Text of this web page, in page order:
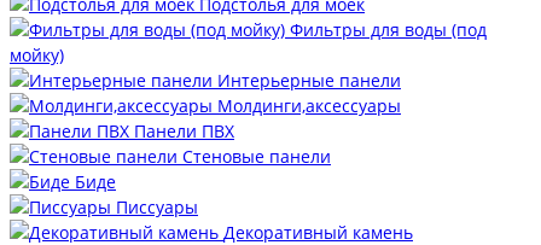
Фильтры для воды (под
мойку)
Интерьерные панели
Молдинги,аксессуары
Панели ПВХ
Стеновые панели
Биде
Писсуары
Декоративный камень